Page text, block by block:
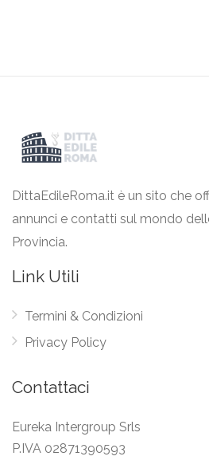
DittaEdileRoma.it è un sito che
annunci e contatti sul mondo
Provincia.
Link Utili
Termini & Condizioni
Privacy Policy
Contattaci
Eureka Intergroup Srls
P.IVA 02871390593